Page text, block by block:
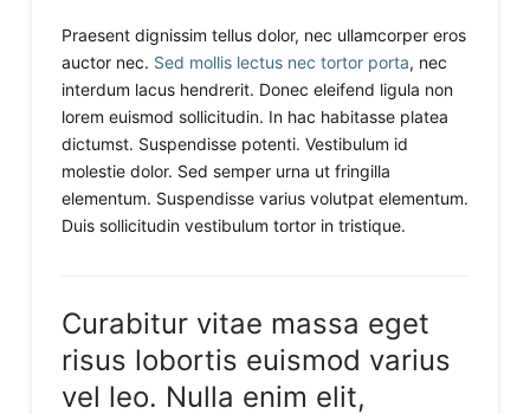
Praesent dignissim tellus dolor, nec ullamcorper eros
auctor nec. Sed mollis lectus nec tortor porta, nec
interdum lacus hendrerit. Donec eleifend ligula non
lorem euismod sollicitudin. In hac habitasse platea
dictumst. Suspendisse potenti. Vestibulum id
molestie dolor. Sed semper urna ut fringilla
elementum. Suspendisse varius volutpat elementum.
Duis sollicitudin vestibulum tortor in tristique.
Curabitur vitae massa eget
risus lobortis euismod varius
vel leo. Nulla enim elit,